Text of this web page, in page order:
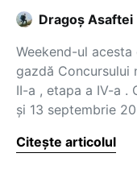
Dragoş Asaftei
Weekend-ul
gazdă Concursului
II-a , etapa a IV-a .
şi 13 septembrie
Citește articolul